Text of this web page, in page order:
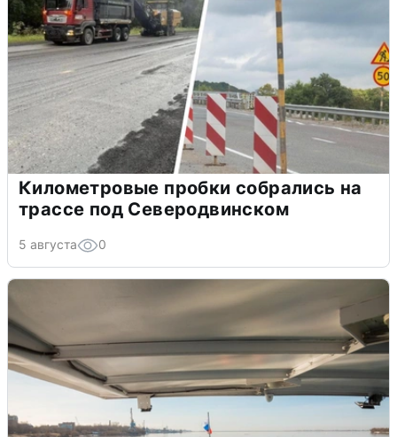
Километровые пробки собрались на
трассе под Северодвинском
5 августа 0